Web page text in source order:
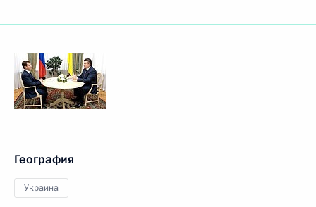
География
Украина